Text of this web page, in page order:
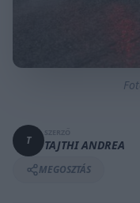
T TAJTHI ANDREA
MEGOSZTÁS